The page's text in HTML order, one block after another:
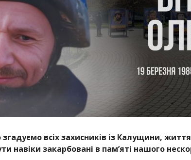
всіх захисників із Калущини, життя
навіки закарбовані в пам’яті нашого